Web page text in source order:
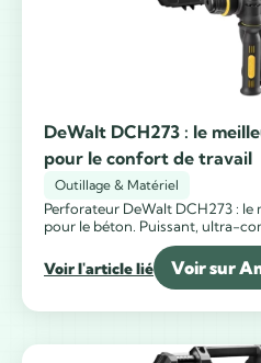
DeWalt DCH273 : le
pour le confort de travail
Outillage & Matériel
Perforateur DeWalt DCH273 :
pour le béton. Puissant, ultra-
Voir l'article lié Voir sur